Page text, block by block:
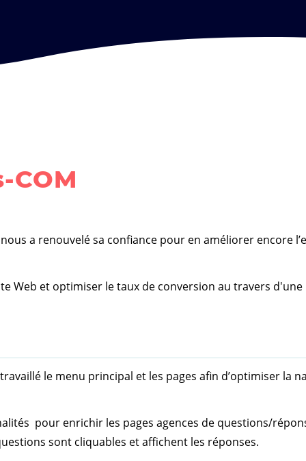
COM
nous a renouvelé sa confiance pour en améliorer encore
Web et optimiser le taux de conversion au travers
le menu principal et les pages afin d’optimiser la
pour enrichir les pages agences de questions/
sont cliquables et affichent les réponses.